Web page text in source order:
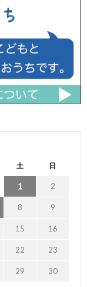
土 日
1 2
8 9
15 16
22 23
29 30